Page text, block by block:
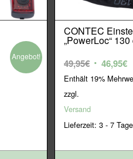
Angebot!
CONTEC
„PowerLoc“ 130
49,95€
Preis
46,95€
Enthält 19%
zzgl.
Versand
Lieferzeit: 3 - 7 Tage